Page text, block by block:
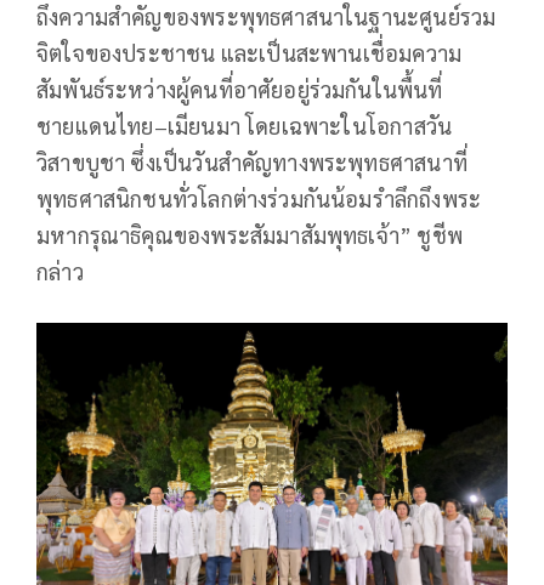
ถึงความสำคัญของพระพุทธศาสนาในฐานะศูนย์รวม
จิตใจของประชาชน และเป็นสะพานเชื่อมความ
สัมพันธ์ระหว่างผู้คนที่อาศัยอยู่ร่วมกันในพื้นที่
ชายแดนไทย–เมียนมา โดยเฉพาะในโอกาสวัน
วิสาขบูชา ซึ่งเป็นวันสำคัญทางพระพุทธศาสนาที่
พุทธศาสนิกชนทั่วโลกต่างร่วมกันน้อมรำลึกถึงพระ
มหากรุณาธิคุณของพระสัมมาสัมพุทธเจ้า” ชูชีพ
กล่าว